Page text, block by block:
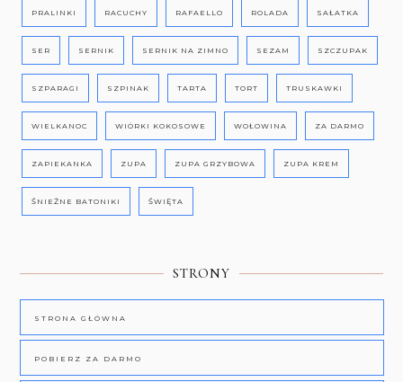
PRALINKI RACUCHY RAFAELLO ROLADA SAŁATKA
SER SERNIK SERNIK NA ZIMNO SEZAM SZCZUPAK
SZPARAGI SZPINAK TARTA TORT TRUSKAWKI
WIELKANOC WIÓRKI KOKOSOWE WOŁOWINA ZA DARMO
ZAPIEKANKA ZUPA ZUPA GRZYBOWA ZUPA KREM
ŚNIEŻNE BATONIKI ŚWIĘTA
STRONY
STRONA GŁÓWNA
POBIERZ ZA DARMO